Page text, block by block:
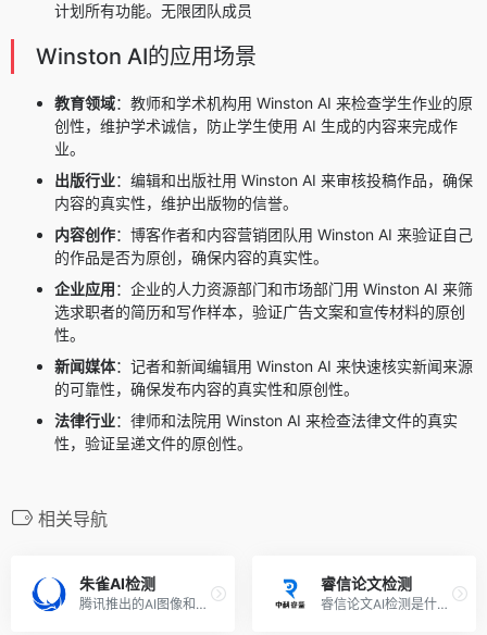
计划所有功能。无限团队成员
Winston AI的应用场景
教育领域：教师和学术机构用 Winston AI 来检查学生作业的原
创性，维护学术诚信，防止学生使用 AI 生成的内容来完成作
业。
出版行业：编辑和出版社用 Winston AI 来审核投稿作品，确保
内容的真实性，维护出版物的信誉。
内容创作：博客作者和内容营销团队用 Winston AI 来验证自己
的作品是否为原创，确保内容的真实性。
企业应用：企业的人力资源部门和市场部门用 Winston AI 来筛
选求职者的简历和写作样本，验证广告文案和宣传材料的原创
性。
新闻媒体：记者和新闻编辑用 Winston AI 来快速核实新闻来源
的可靠性，确保发布内容的真实性和原创性。
法律行业：律师和法院用 Winston AI 来检查法律文件的真实
性，验证呈递文件的原创性。
相关导航
朱雀AI检测
腾讯推出的AI图像和文本鉴别工具
睿信论文检测
睿信论文AI检测是什么 睿信论...